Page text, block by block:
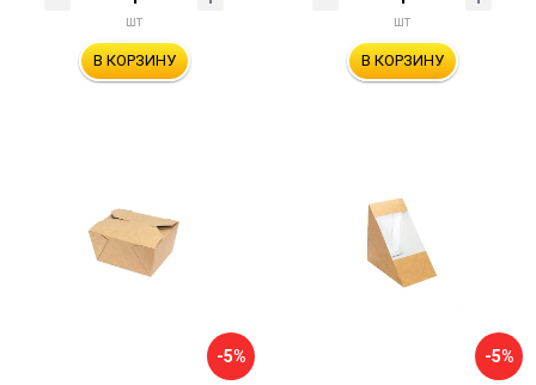
шт
В КОРЗИНУ
шт
В КОРЗИНУ
-5% -5%